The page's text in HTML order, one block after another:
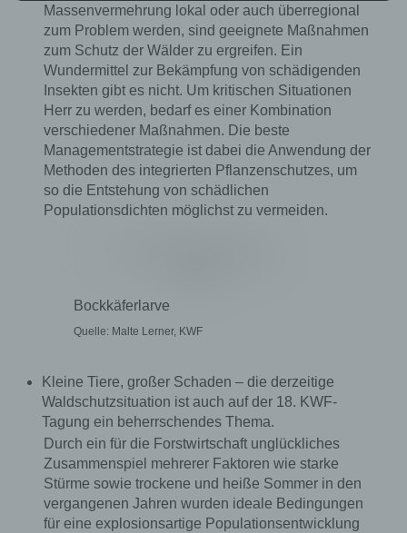
Massenvermehrung lokal oder auch überregional
zum Problem werden, sind geeignete Maßnahmen
zum Schutz der Wälder zu ergreifen. Ein
Wundermittel zur Bekämpfung von schädigenden
Insekten gibt es nicht. Um kritischen Situationen
Herr zu werden, bedarf es einer Kombination
verschiedener Maßnahmen. Die beste
Managementstrategie ist dabei die Anwendung der
Methoden des integrierten Pflanzenschutzes, um
so die Entstehung von schädlichen
Populationsdichten möglichst zu vermeiden.
Bockkäferlarve
Quelle: Malte Lerner, KWF
Kleine Tiere, großer Schaden – die derzeitige
Waldschutzsituation ist auch auf der 18. KWF-
Tagung ein beherrschendes Thema.
Durch ein für die Forstwirtschaft unglückliches
Zusammenspiel mehrerer Faktoren wie starke
Stürme sowie trockene und heiße Sommer in den
vergangenen Jahren wurden ideale Bedingungen
für eine explosionsartige Populationsentwicklung
andere Stelle, die personenbezogene Daten im
Auftrag des Verantwortlichen verarbeitet.
i) Empfänger
Empfänger ist eine natürliche oder juristische
Person, Behörde, Einrichtung oder andere
Stelle, der personenbezogene Daten
offengelegt werden, unabhängig davon, ob es
sich bei ihr um einen Dritten handelt oder nicht.
Behörden, die im Rahmen eines bestimmten
Dritter ist eine natürliche oder juristische
Person, Behörde, Einrichtung oder andere
Stelle außer der betroffenen Person, dem
Verantwortlichen, dem Auftragsverarbeiter und
den Personen, die unter der unmittelbaren
Verantwortung des Verantwortlichen oder des
Auftragsverarbeiters befugt sind, die
personenbezogenen Daten zu verarbeiten.